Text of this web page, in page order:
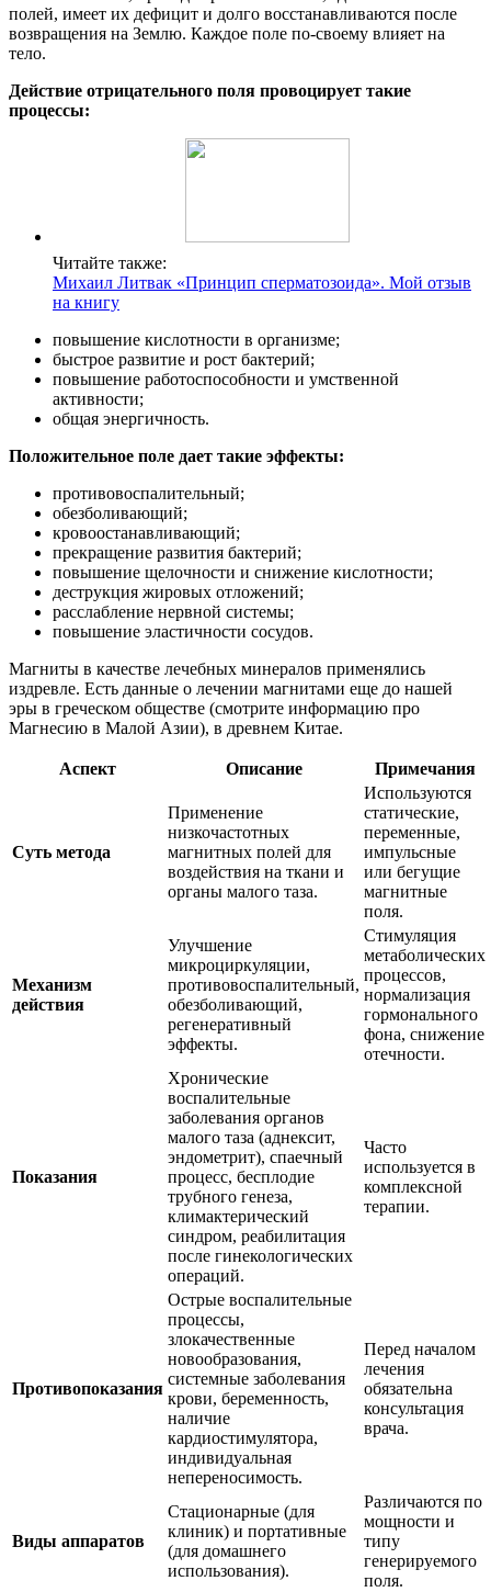
полей, имеет их дефицит и долго восстанавливаются после
возвращения на Землю. Каждое поле по-своему влияет на
тело.
Действие отрицательного поля провоцирует такие
процессы:
Читайте также:
Михаил Литвак «Принцип сперматозоида». Мой отзыв
на книгу
повышение кислотности в организме;
быстрое развитие и рост бактерий;
повышение работоспособности и умственной
активности;
общая энергичность.
Положительное поле дает такие эффекты:
противовоспалительный;
обезболивающий;
кровоостанавливающий;
прекращение развития бактерий;
повышение щелочности и снижение кислотности;
деструкция жировых отложений;
расслабление нервной системы;
повышение эластичности сосудов.
Магниты в качестве лечебных минералов применялись
издревле. Есть данные о лечении магнитами еще до нашей
эры в греческом обществе (смотрите информацию про
Магнесию в Малой Азии), в древнем Китае.
Аспект Описание Примечания
Суть метода
Применение
низкочастотных
магнитных полей для
воздействия на ткани и
органы малого таза.
Используются
статические,
переменные,
импульсные
или бегущие
магнитные
поля.
Механизм
действия
Улучшение
микроциркуляции,
противовоспалительный,
обезболивающий,
регенеративный
эффекты.
Стимуляция
метаболических
процессов,
нормализация
гормонального
фона, снижение
отечности.
Показания
Хронические
воспалительные
заболевания органов
малого таза (аднексит,
эндометрит), спаечный
процесс, бесплодие
трубного генеза,
климактерический
синдром, реабилитация
после гинекологических
операций.
Часто
используется в
комплексной
терапии.
Противопоказания
Острые воспалительные
процессы,
злокачественные
новообразования,
системные заболевания
крови, беременность,
наличие
кардиостимулятора,
индивидуальная
непереносимость.
Перед началом
лечения
обязательна
консультация
врача.
Виды аппаратов
Стационарные (для
клиник) и портативные
(для домашнего
использования).
Различаются по
мощности и
типу
генерируемого
поля.